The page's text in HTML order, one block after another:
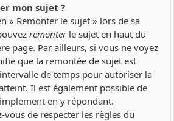
mon sujet ?
« Remonter le sujet » lors de sa
remonterle sujet en haut du
page. Par ailleurs, si vous ne voyez
que la remontée de sujet est
de temps pour autoriser la
Il est également possible de
en y répondant.
vous de respecter les règles du